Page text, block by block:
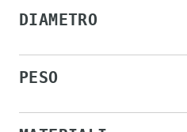
DIAMETRO
PESO